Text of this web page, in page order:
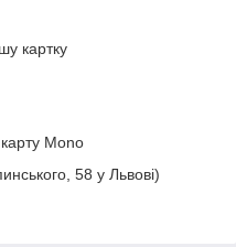
картку
Mono
58 у Львові)